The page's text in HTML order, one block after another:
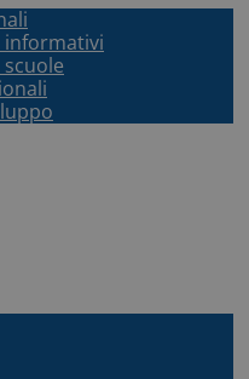
informativi